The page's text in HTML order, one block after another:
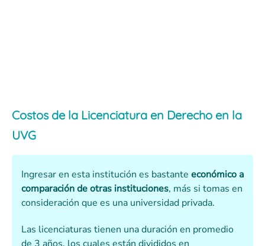
Costos de la Licenciatura en Derecho en la
UVG
Ingresar en esta institución es bastante económico a
comparación de otras instituciones, más si tomas en
consideración que es una universidad privada.
Las licenciaturas tienen una duración en promedio